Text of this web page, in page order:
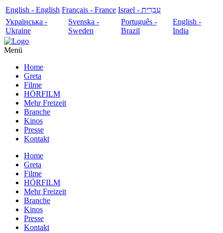
English - English Français - France
עִבְרִית - Israel
Українська -
Ukraine
Svenska -
Sweden
Português -
Brazil
English -
India
Menü
Home
Greta
Filme
HÖRFILM
Mehr Freizeit
Branche
Kinos
Presse
Kontakt
Home
Greta
Filme
HÖRFILM
Mehr Freizeit
Branche
Kinos
Presse
Kontakt